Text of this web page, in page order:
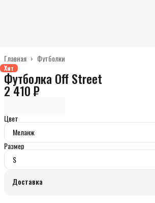
Футболки
Главная ›
Хит
Футболка Off Street
2 410 ₽
Цвет
Меланж
Размер
S
Доставка